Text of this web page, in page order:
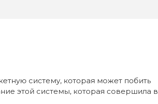
систему, которая может побить
этой системы, которая совершила в